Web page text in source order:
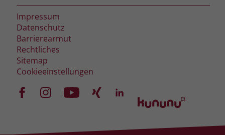
Impressum
Datenschutz
Barrierearmut
Rechtliches
Sitemap
Cookieeinstellungen
Zweck
die Werbe- und Analysebemühungen
Facebook platziert es, während ein
Nutzers auf verschiedenen Websites
Facebook. Facebook kann dann die
gesammelten Daten nutzen, um den
bessere, relevantere Werbung zu